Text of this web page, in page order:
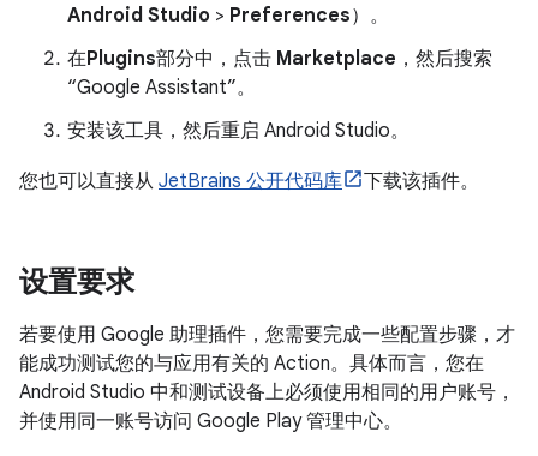
Android Studio > Preferences）。
在Plugins部分中，点击 Marketplace ，然后搜索
“Google Assistant”。
安装该工具，然后重启 Android Studio。
您也可以直接从 JetBrains 公开代码库 下载该插件。
设置要求
若要使用 Google 助理插件，您需要完成一些配置步骤，才
能成功测试您的与应用有关的 Action。具体而言，您在
Android Studio 中和测试设备上必须使用相同的用户账号，
并使用同一账号访问 Google Play 管理中心。